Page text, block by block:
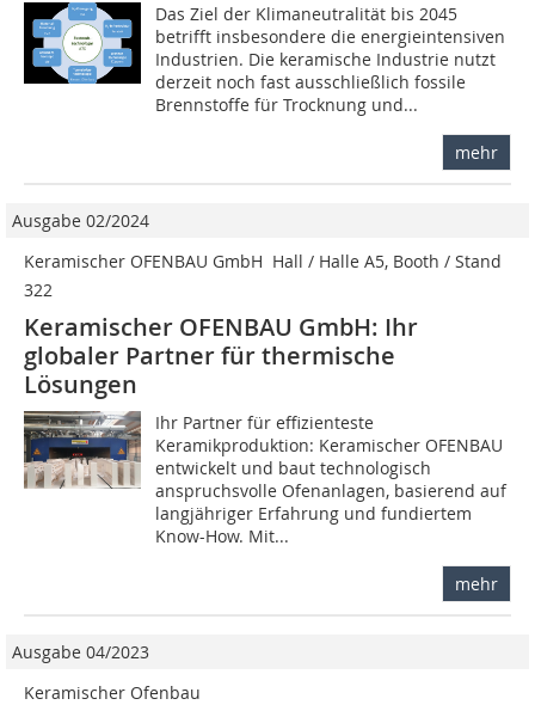
Das Ziel der Klimaneutralität bis 2045
betrifft insbesondere die energieintensiven
Industrien. Die keramische Industrie nutzt
derzeit noch fast ausschließlich fossile
Brennstoffe für Trocknung und...
mehr
Ausgabe 02/2024
Keramischer OFENBAU GmbH  Hall / Halle A5, Booth / Stand
322
Keramischer OFENBAU GmbH: Ihr
globaler Partner für thermische
Lösungen
Ihr Partner für effizienteste
Keramikproduktion: Keramischer OFENBAU
entwickelt und baut technologisch
anspruchsvolle Ofenanlagen, basierend auf
langjähriger Erfahrung und fundiertem
Know-How. Mit...
mehr
Ausgabe 04/2023
Keramischer Ofenbau